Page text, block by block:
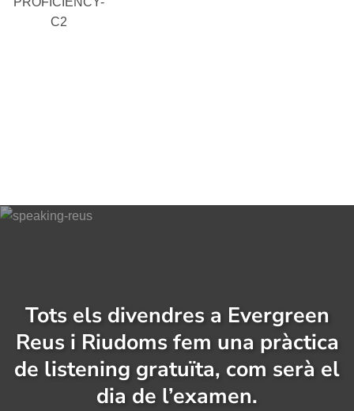
C2
Tots els divendres a Evergreen
Reus i Riudoms fem una pràctica
de listening gratuïta, com serà el
dia de l’examen.